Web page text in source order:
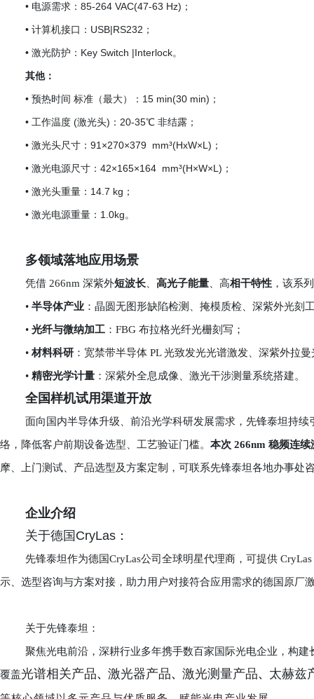
• 电源需求：85-264 VAC(47-63 Hz)；
• 计算机接口：USB|RS232；
• 激光防护：Key Switch |Interlock。
其他：
• 预热时间 标准（最大）：15 min(30 min)；
• 工作温度 (激光头)：20-35℃ 非结露；
• 激光头尺寸：91×270×379 mm³(HxW×L)；
• 激光电源尺寸：42×165×164 mm³(H×W×L)；
• 激光头重量：14.7 kg；
• 激光电源重量：1.0kg。
多领域落地应用场景
凭借 266nm 深紫外短波长 高光子能量 、高相干特性 ，该系
• 半导体产业 ：晶圆无图形缺陷检测、掩模质检、深紫外光刻
• 光纤与微纳加工 ：FBG 布拉格光纤光栅刻写；
• 材料科研 ：宽禁带半导体 PL 光致发光光谱激发、深紫外拉
• 精密光学计量 ：深紫外全息成像、激光干涉测量系统搭建。
全国样机试用渠道开放
面向国内半导体升级、前沿光学科研发展需求，先锋泰坦持
络，降低客户前期设备选型、工艺验证门槛。 本次 266nm 稳频连
摩、上门测试、产品选型及方案定制，可联系先锋泰坦各地办事处
企业介绍
关于德国CryLas：
先锋泰坦作为德国CryLas公司全球明星代理商，可提供
示、选型咨询与方案对接，助力用户对接符合应用需求的德国原厂
关于先锋泰坦：
聚焦光电前沿，深耕行业多年携手数百家国际光电企业，构
覆盖光谱相关产品、 激光器产品、 激光测量产品、 太赫兹